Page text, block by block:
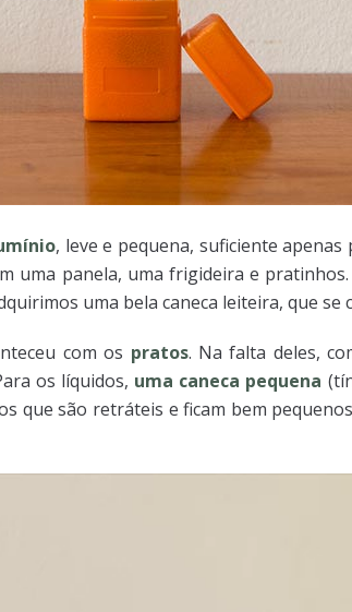
, leve e pequena, suficiente
uma panela, uma frigideira e
uma bela caneca leiteira, que
com os pratos. Na falta deles,
os líquidos, uma caneca pequena
que são retráteis e ficam bem